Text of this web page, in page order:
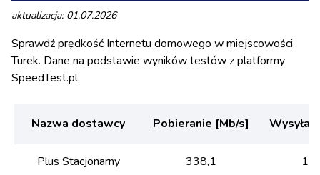
aktualizacja: 01.07.2026
Sprawdź prędkość Internetu domowego w miejscowości
Turek. Dane na podstawie wyników testów z platformy
SpeedTest.pl.
Nazwa dostawcy Pobieranie [Mb/s]
Plus Stacjonarny 338,1